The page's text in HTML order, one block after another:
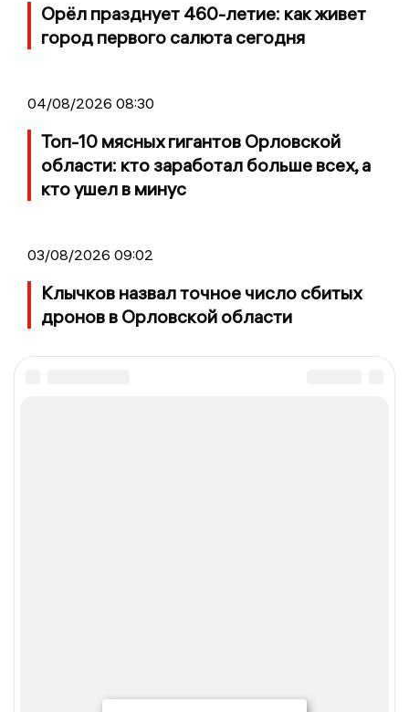
Орёл празднует 460-летие: как живет
город первого салюта сегодня
04/08/2026 08:30
Топ-10 мясных гигантов Орловской
области: кто заработал больше всех, а
кто ушел в минус
03/08/2026 09:02
Клычков назвал точное число сбитых
дронов в Орловской области